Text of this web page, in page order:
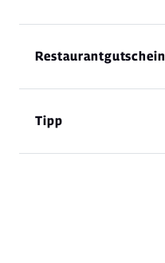
Restaurantgutschein
Tipp